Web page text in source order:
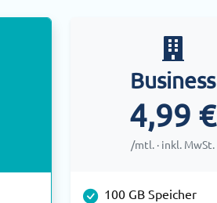
Business
4,99 €
/mtl. · inkl. MwSt.
100 GB Speicher